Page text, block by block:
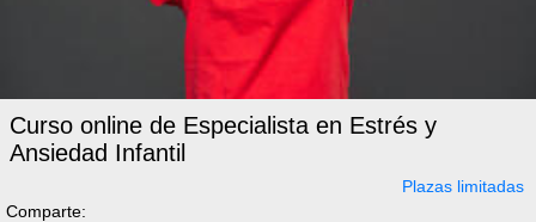
Curso online de Especialista en Estrés y
Ansiedad Infantil
Plazas limitadas
Comparte: